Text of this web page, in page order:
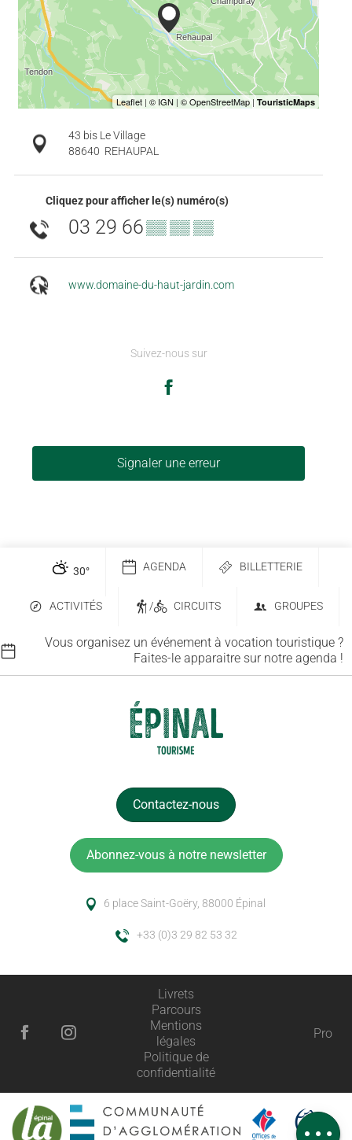
Prestations
Avis
43 bis Le Village
88640 REHAUPAL
Cliquez pour afficher le(s) numéro(s)
03 29 66▒▒ ▒▒ ▒▒
www.domaine-du-haut-jardin.com
Suivez-nous sur
Signaler une erreur
30° AGENDA BILLETTERIE
ACTIVITÉS / CIRCUITS GROUPES
Vous organisez un événement à vocation touristique ?
Faites-le apparaitre sur notre agenda !
Contactez-nous
Abonnez-vous à notre newsletter
6 place Saint-Goëry, 88000 Épinal
+33 (0)3 29 82 53 32
Livrets
Parcours
Mentions
légales
Politique de
confidentialité
Pro